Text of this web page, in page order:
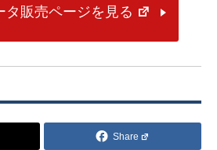
タ販売ページを見る
Share